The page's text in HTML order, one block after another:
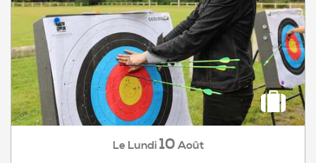
Le Lundi 10 Août